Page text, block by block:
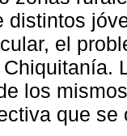
distintos
el
los
que